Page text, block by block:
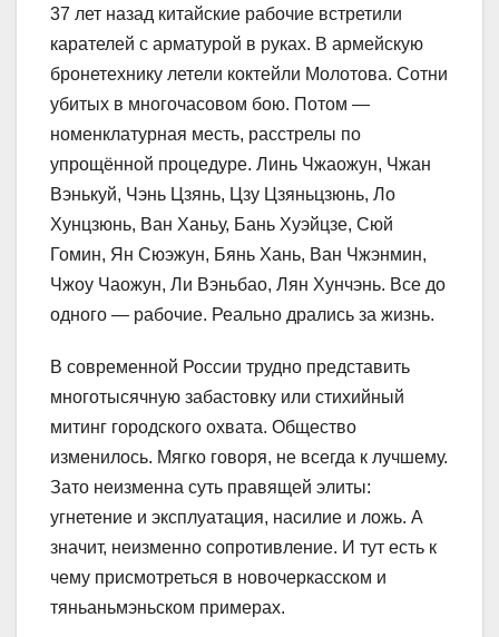
37 лет назад китайские рабочие встретили
карателей с арматурой в руках. В армейскую
бронетехнику летели коктейли Молотова. Сотни
убитых в многочасовом бою. Потом —
номенклатурная месть, расстрелы по
упрощённой процедуре. Линь Чжаожун, Чжан
Вэнькуй, Чэнь Цзянь, Цзу Цзяньцзюнь, Ло
Хунцзюнь, Ван Ханьу, Бань Хуэйцзе, Сюй
Гомин, Ян Сюэжун, Бянь Хань, Ван Чжэнмин,
Чжоу Чаожун, Ли Вэньбао, Лян Хунчэнь. Все до
одного — рабочие. Реально дрались за жизнь.
В современной России трудно представить
многотысячную забастовку или стихийный
митинг городского охвата. Общество
изменилось. Мягко говоря, не всегда к лучшему.
Зато неизменна суть правящей элиты:
угнетение и эксплуатация, насилие и ложь. А
значит, неизменно сопротивление. И тут есть к
чему присмотреться в новочеркасском и
тяньаньмэньском примерах.